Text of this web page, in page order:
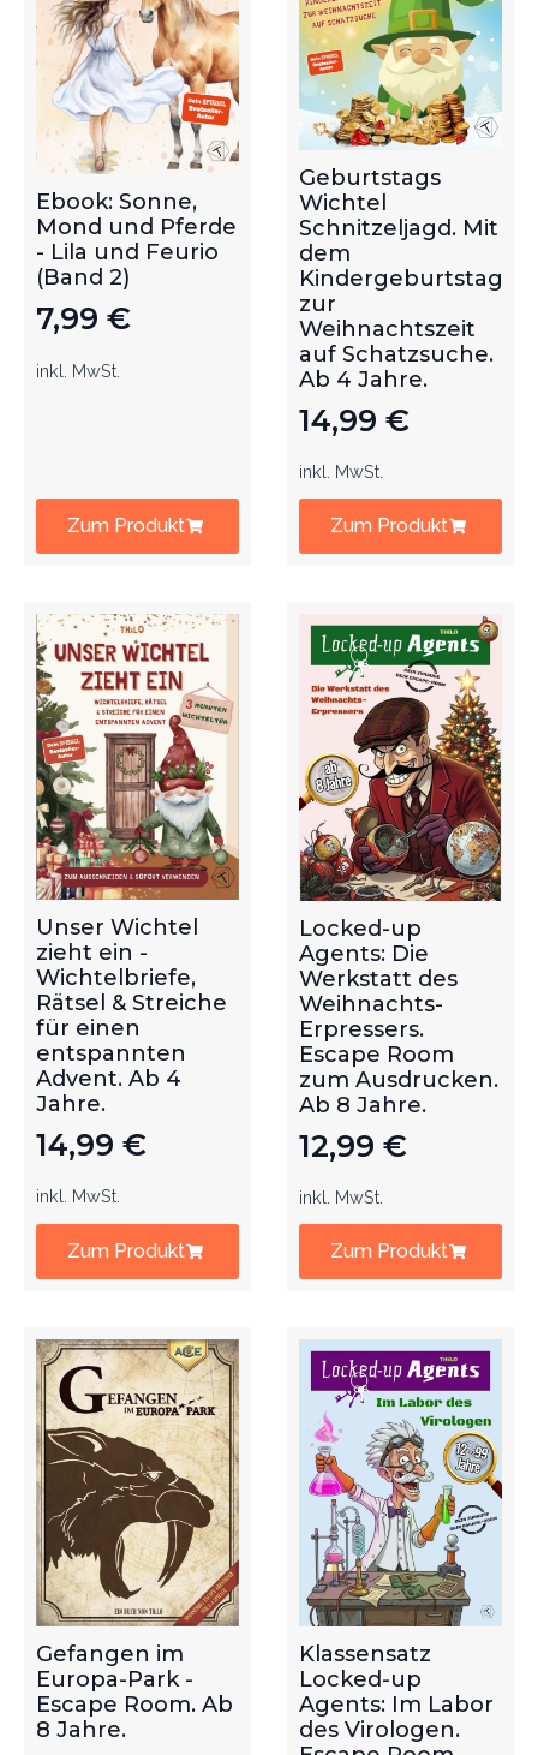
Ebook: Sonne,
Mond und Pferde
- Lila und Feurio
(Band 2)
7,99 €
inkl. MwSt.
Zum Produkt
Geburtstags
Wichtel
Schnitzeljagd. Mit
dem
Kindergeburtstag
zur
Weihnachtszeit
auf Schatzsuche.
Ab 4 Jahre.
14,99 €
inkl. MwSt.
Zum Produkt
Unser Wichtel
zieht ein -
Wichtelbriefe,
Rätsel & Streiche
für einen
entspannten
Advent. Ab 4
Jahre.
14,99 €
inkl. MwSt.
Zum Produkt
Locked-up
Agents: Die
Werkstatt des
Weihnachts-
Erpressers.
Escape Room
zum Ausdrucken.
Ab 8 Jahre.
12,99 €
inkl. MwSt.
Zum Produkt
Gefangen im
Europa-Park -
Escape Room. Ab
8 Jahre.
Klassensatz
Locked-up
Agents: Im Labor
des Virologen.